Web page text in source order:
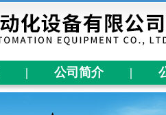
| 公司简介 |